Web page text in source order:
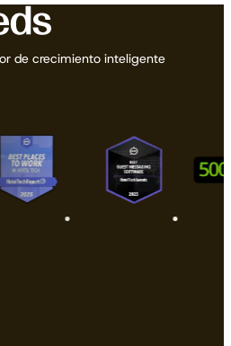
de crecimiento inteligente